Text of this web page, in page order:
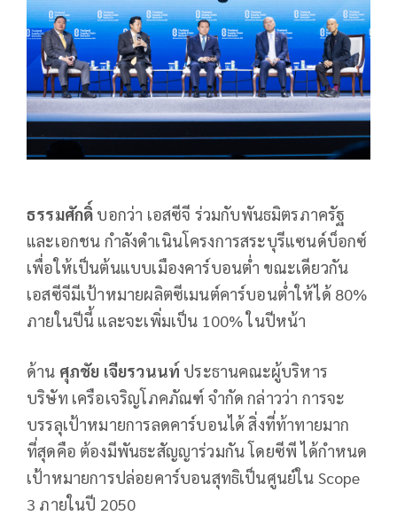
ธรรมศักดิ์ บอกว่า เอสซีจี ร่วมกับพันธมิตรภาครัฐ
และเอกชน กำลังดำเนินโครงการสระบุรีแซนด์บ็อกซ์
เพื่อให้เป็นต้นแบบเมืองคาร์บอนต่ำ ขณะเดียวกัน
เอสซีจีมีเป้าหมายผลิตซีเมนต์คาร์บอนต่ำให้ได้ 80%
ภายในปีนี้ และจะเพิ่มเป็น 100% ในปีหน้า
ด้าน ศุภชัย เจียรวนนท์ ประธานคณะผู้บริหาร
บริษัท เครือเจริญโภคภัณฑ์ จำกัด กล่าวว่า การจะ
บรรลุเป้าหมายการลดคาร์บอนได้ สิ่งที่ท้าทายมาก
ที่สุดคือ ต้องมีพันธะสัญญาร่วมกัน โดยซีพี ได้กำหนด
เป้าหมายการปล่อยคาร์บอนสุทธิเป็นศูนย์ใน Scope
3 ภายในปี 2050